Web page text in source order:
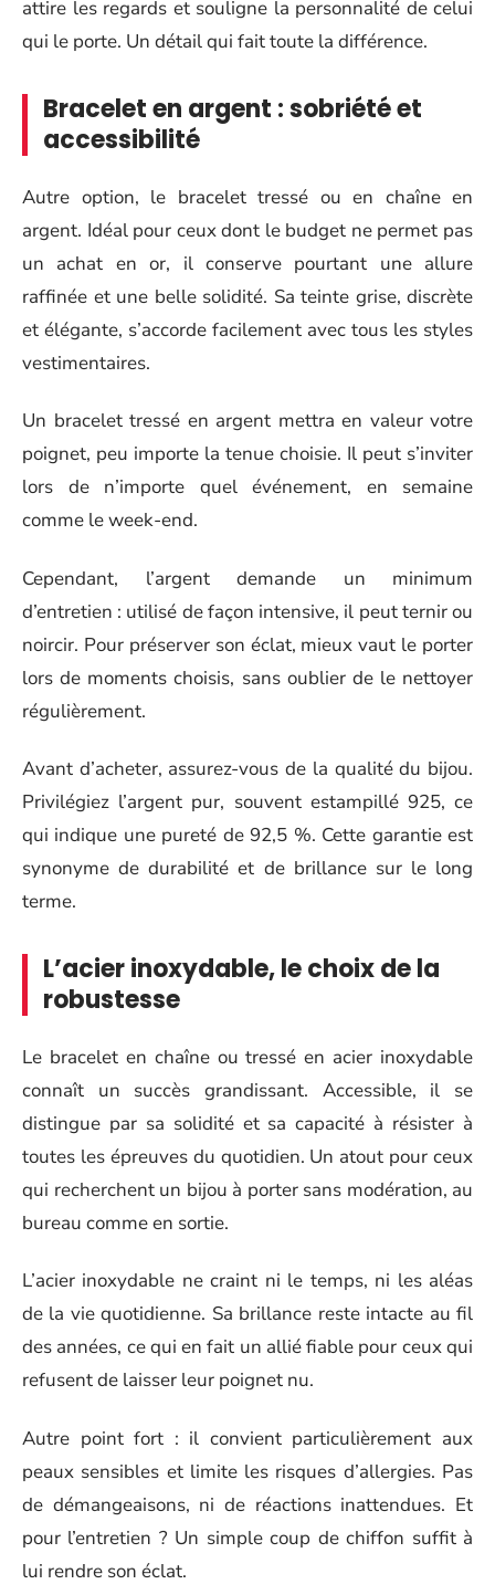
attire les regards et souligne la personnalité de celui
qui le porte. Un détail qui fait toute la différence.
Bracelet en argent : sobriété et
accessibilité
Autre option, le bracelet tressé ou en chaîne en
argent. Idéal pour ceux dont le budget ne permet pas
un achat en or, il conserve pourtant une allure
raffinée et une belle solidité. Sa teinte grise, discrète
et élégante, s’accorde facilement avec tous les styles
vestimentaires.
Un bracelet tressé en argent mettra en valeur votre
poignet, peu importe la tenue choisie. Il peut s’inviter
lors de n’importe quel événement, en semaine
comme le week-end.
Cependant, l’argent demande un minimum
d’entretien : utilisé de façon intensive, il peut ternir ou
noircir. Pour préserver son éclat, mieux vaut le porter
lors de moments choisis, sans oublier de le nettoyer
régulièrement.
Avant d’acheter, assurez-vous de la qualité du bijou.
Privilégiez l’argent pur, souvent estampillé 925, ce
qui indique une pureté de 92,5 %. Cette garantie est
synonyme de durabilité et de brillance sur le long
terme.
L’acier inoxydable, le choix de la
robustesse
Le bracelet en chaîne ou tressé en acier inoxydable
connaît un succès grandissant. Accessible, il se
distingue par sa solidité et sa capacité à résister à
toutes les épreuves du quotidien. Un atout pour ceux
qui recherchent un bijou à porter sans modération, au
bureau comme en sortie.
L’acier inoxydable ne craint ni le temps, ni les aléas
de la vie quotidienne. Sa brillance reste intacte au fil
des années, ce qui en fait un allié fiable pour ceux qui
refusent de laisser leur poignet nu.
Autre point fort : il convient particulièrement aux
peaux sensibles et limite les risques d’allergies. Pas
de démangeaisons, ni de réactions inattendues. Et
pour l’entretien ? Un simple coup de chiffon suffit à
lui rendre son éclat.